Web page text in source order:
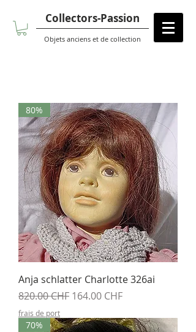
Collectors-Passion
Objets anciens et de collection
80%
Anja schlatter Charlotte 326ai
Prix original
820.00 CHF Prix promotionnel
164.00 CHF
frais de port
70%